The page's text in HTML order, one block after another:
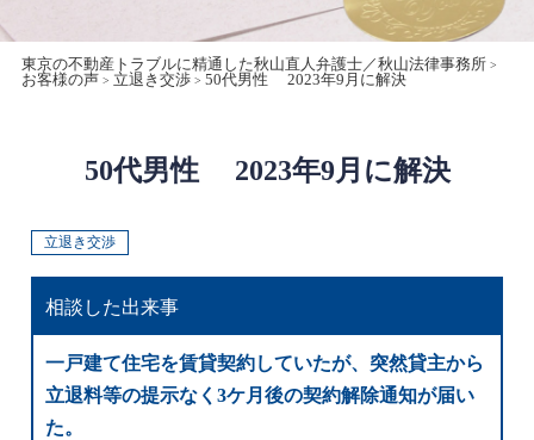
東京の不動産トラブルに精通した秋山直人弁護士／秋山法律事務所>
お客様の声 > 立退き交渉> 50代男性 2023年9月に解決
50代男性 2023年9月に解決
立退き交渉
相談した出来事
一戸建て住宅を賃貸契約していたが、突然貸主から
立退料等の提示なく3ケ月後の契約解除通知が届い
た。